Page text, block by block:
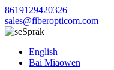
8619129420326
sales@fiberopticom.com
Språk
English
Bai Miaowen